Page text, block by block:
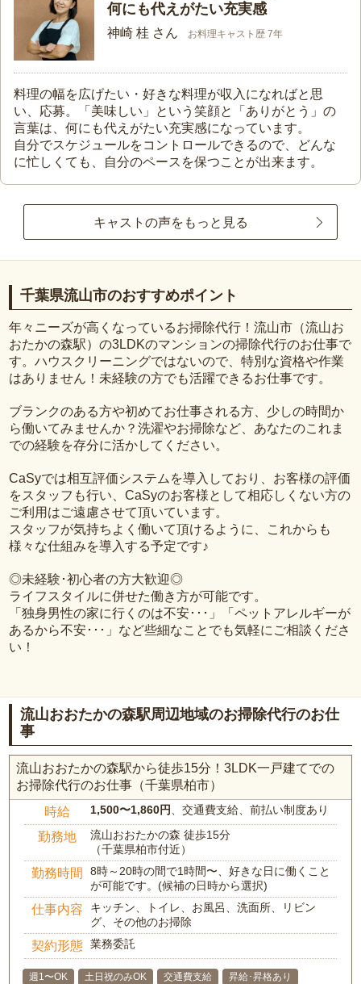
何にも代えがたい充実感
神崎 桂 さん お料理キャスト歴 7年
料理の幅を広げたい・好きな料理が収入になればと思
い、応募。「美味しい」という笑顔と「ありがとう」の
言葉は、何にも代えがたい充実感になっています。
自分でスケジュールをコントロールできるので、どんな
に忙しくても、自分のペースを保つことが出来ます。
キャストの声をもっと見る
千葉県流山市のおすすめポイント
年々ニーズが高くなっているお掃除代行！流山市（流山お
おたかの森駅）の3LDKのマンションの掃除代行のお仕事で
す。ハウスクリーニングではないので、特別な資格や作業
はありません！未経験の方でも活躍できるお仕事です。
ブランクのある方や初めてお仕事される方、少しの時間か
ら働いてみませんか？洗濯やお掃除など、あなたのこれま
での経験を存分に活かしてください。
CaSyでは相互評価システムを導入しており、お客様の評価
をスタッフも行い、CaSyのお客様として相応しくない方の
ご利用はご遠慮させて頂いています。
スタッフが気持ちよく働いて頂けるように、これからも
様々な仕組みを導入する予定です♪
◎未経験･初心者の方大歓迎◎
ライフスタイルに併せた働き方が可能です。
「独身男性の家に行くのは不安･･･」「ペットアレルギーが
あるから不安･･･」など些細なことでも気軽にご相談くださ
い！
流山おおたかの森駅周辺地域のお掃除代行のお仕
事
流山おおたかの森駅から徒歩15分！3LDK一戸建てでの
お掃除代行のお仕事（千葉県柏市）
時給 1,500〜1,860円、交通費支給、前払い制度あり
勤務地
流山おおたかの森 徒歩15分
（千葉県柏市付近）
勤務時間
8時～20時の間で1時間〜、好きな日に働くこと
が可能です。(候補の日時から選択)
仕事内容
キッチン、トイレ、お風呂、洗面所、リビン
グ、その他のお掃除
契約形態 業務委託
週1〜OK 土日祝のみOK 交通費支給 昇給･昇格あり